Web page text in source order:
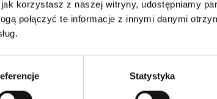
korzystasz z naszej witryny, udostępniamy
połączyć te informacje z innymi danymi
Statystyka
PRODUCTS